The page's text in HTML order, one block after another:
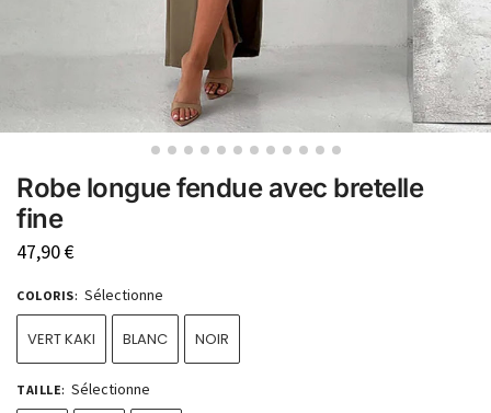
Robe longue fendue avec bretelle
fine
47,90€
COLORIS: Sélectionne
VERT KAKI BLANC NOIR
TAILLE: Sélectionne